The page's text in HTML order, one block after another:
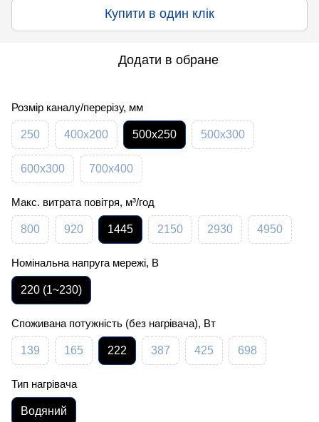
Купити в один клік
Додати в обране
Розмір каналу/перерізу, мм
250 400х200 500x250 500x300
600x300 700x400
Макс. витрата повітря, м³/год
800 920 1445 2150 2930 4950
Номінальна напруга мережі, В
220 (1~230)
Споживана потужність (без нагрівача), Вт
139 165 222 387 425 698
Тип нагрівача
Водяний